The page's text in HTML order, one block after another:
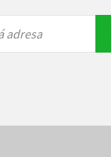
adresa